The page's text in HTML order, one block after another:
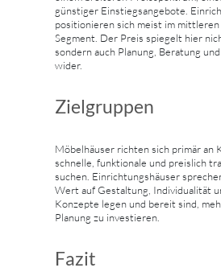
günstiger Einstiegsangebote.
positionieren sich meist im
Segment. Der Preis spiegelt hier
sondern auch Planung, Beratung
wider.
Zielgruppen
Möbelhäuser richten sich primär an
schnelle, funktionale und preislich
suchen. Einrichtungshäuser
Wert auf Gestaltung, Individualität
Konzepte legen und bereit sind,
Planung zu investieren.
Fazit